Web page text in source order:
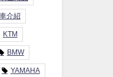
介紹
KTM
BMW
YAMAHA